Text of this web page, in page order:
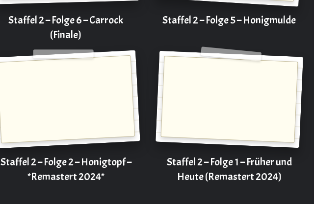
Staffel 2 – Folge 6 – Carrock
(Finale)
Staffel 2 – Folge 5 – Honigmulde
Staffel 2 – Folge 2 – Honigtopf –
*Remastert 2024*
Staffel 2 – Folge 1 – Früher und
Heute (Remastert 2024)